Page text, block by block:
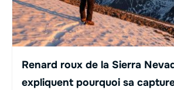
Renard roux de la Sierra
expliquent pourquoi sa